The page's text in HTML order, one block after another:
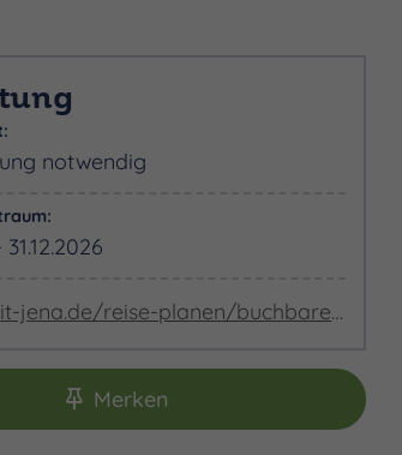
notwendig
www.visit-jena.de/reise-planen/buchbare-angebote/erlebnisbausteine/angebote-im-jentower
Merken